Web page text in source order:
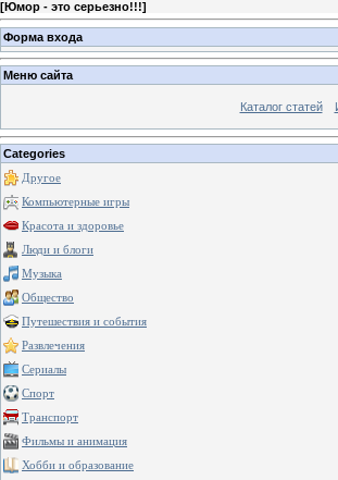
[Юмор - это серьезно!!!]
Форма входа
Меню сайта
Каталог статей
Categories
Другое
Компьютерные игры
Красота и здоровье
Люди и блоги
Музыка
Общество
Путешествия и события
Развлечения
Сериалы
Спорт
Транспорт
Фильмы и анимация
Хобби и образование